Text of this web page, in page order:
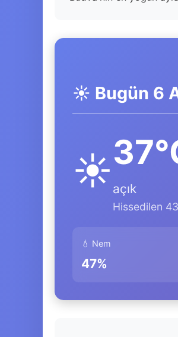
☀️ Bugün 6
☀️ açık
Hissedilen
💧 Nem
47%